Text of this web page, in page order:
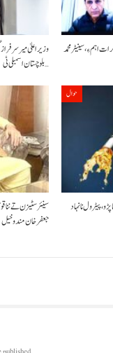
وزیراعلیٰ میر
بلوچستان اسمبلی ٹی…
اہم ءِ،سینیٹر محمد
سینئر سٹیزن تے
جعفرخان مندوخیل
حوال
نا نہاد